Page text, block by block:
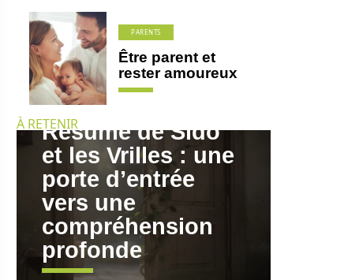
PARENTS
Être parent et
rester amoureux
À RETENIR
Résumé de Sido
et les Vrilles : une
porte d’entrée
vers une
compréhension
profonde